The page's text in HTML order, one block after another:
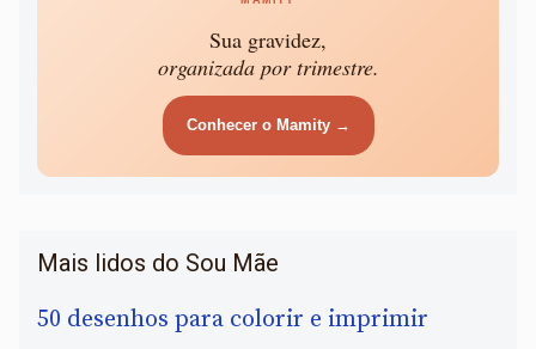
Sua gravidez,
organizada por trimestre.
Conhecer o Mamity →
Mais lidos do Sou Mãe
50 desenhos para colorir e imprimir